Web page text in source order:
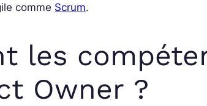
comme Scrum.
les
Owner ?